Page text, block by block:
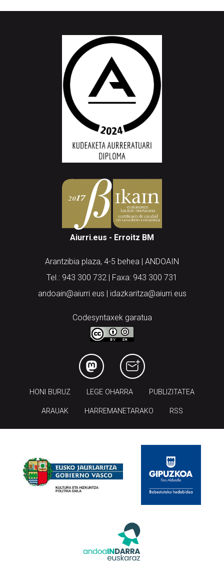
Aiurri.eus - Erroitz BM
Arantzibia plaza, 4-5 behea | ANDOAIN
Tel.: 943 300 732 | Faxa: 943 300 731
andoain@aiurri.eus | idazkaritza@aiurri.eus
Codesyntaxek garatua
HONI BURUZ LEGE OHARRA PUBLIZITATEA
ARAUAK HARREMANETARAKO RSS